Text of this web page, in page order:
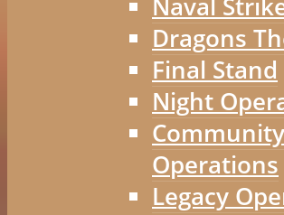
Naval
Dragons
Final Stand
Night
Community
Operations
Legacy